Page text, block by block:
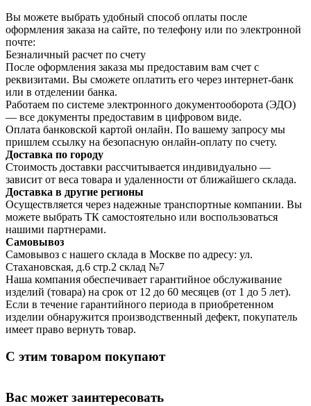
Вы можете выбрать удобный способ оплаты после
оформления заказа на сайте, по телефону или по электронной
почте:
Безналичный расчет по счету
После оформления заказа мы предоставим вам счет с
реквизитами. Вы сможете оплатить его через интернет-банк
или в отделении банка.
Работаем по системе электронного документооборота (ЭДО)
— все документы предоставим в цифровом виде.
Оплата банковской картой онлайн. По вашему запросу мы
пришлем ссылку на безопасную онлайн-оплату по счету.
Доставка по городу
Стоимость доставки рассчитывается индивидуально —
зависит от веса товара и удаленности от ближайшего склада.
Доставка в другие регионы
Осуществляется через надежные транспортные компании. Вы
можете выбрать ТК самостоятельно или воспользоваться
нашими партнерами.
Самовывоз
Самовывоз с нашего склада в Москве по адресу: ул.
Стахановская, д.6 стр.2 склад №7
Наша компания обеспечивает гарантийное обслуживание
изделий (товара) на срок от 12 до 60 месяцев (от 1 до 5 лет).
Если в течение гарантийного периода в приобретенном
изделии обнаружится производственный дефект, покупатель
имеет право вернуть товар.
С этим товаром покупают
Вас может заинтересовать